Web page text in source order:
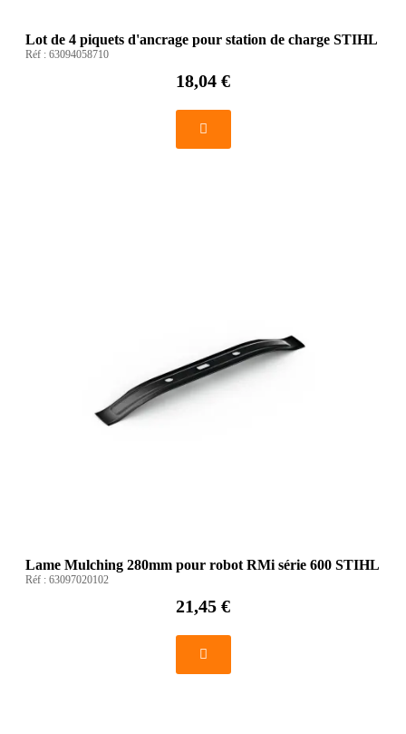
Lot de 4 piquets d'ancrage pour station de charge STIHL
Réf : 63094058710
18,04 €
Lame Mulching 280mm pour robot RMi série 600 STIHL
Réf : 63097020102
21,45 €